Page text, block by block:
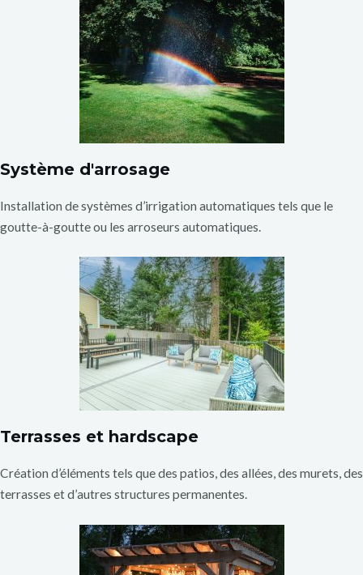
Système d'arrosage
Installation de systèmes d’irrigation automatiques tels que le
goutte-à-goutte ou les arroseurs automatiques.
Terrasses et hardscape
Création d’éléments tels que des patios, des allées, des murets, des
terrasses et d’autres structures permanentes.